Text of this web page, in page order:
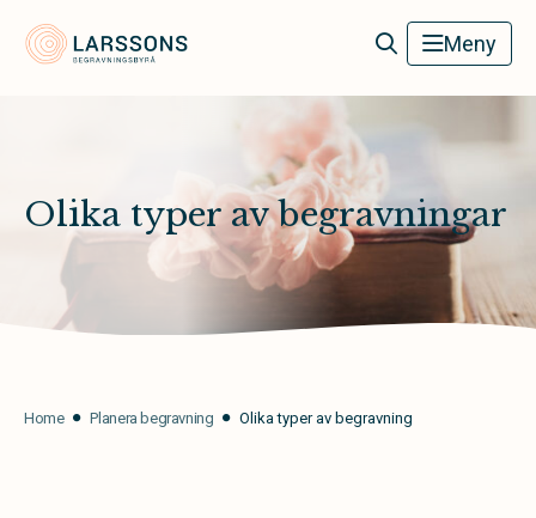
Larssons Begravningsbyrå Meny
Olika typer av begravningar
Home Planera begravning Olika typer av begravning